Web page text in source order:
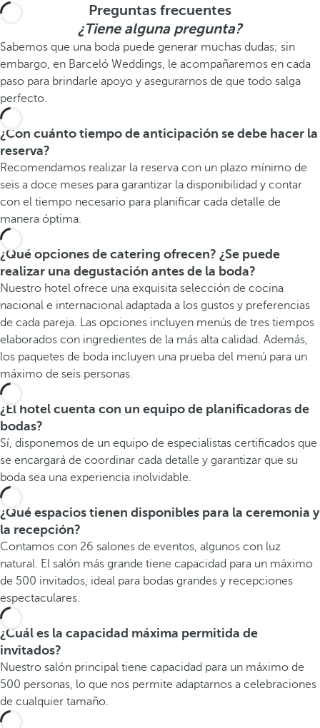
Preguntas frecuentes
¿Tiene alguna pregunta?
Sabemos que una boda puede generar muchas dudas; sin
embargo, en Barceló Weddings, le acompañaremos en cada
paso para brindarle apoyo y asegurarnos de que todo salga
perfecto.
¿Con cuánto tiempo de anticipación se debe hacer la
reserva?
Recomendamos realizar la reserva con un plazo mínimo de
seis a doce meses para garantizar la disponibilidad y contar
con el tiempo necesario para planificar cada detalle de
manera óptima.
¿Qué opciones de catering ofrecen? ¿Se puede
realizar una degustación antes de la boda?
Nuestro hotel ofrece una exquisita selección de cocina
nacional e internacional adaptada a los gustos y preferencias
de cada pareja. Las opciones incluyen menús de tres tiempos
elaborados con ingredientes de la más alta calidad. Además,
los paquetes de boda incluyen una prueba del menú para un
máximo de seis personas.
¿El hotel cuenta con un equipo de planificadoras de
bodas?
Sí, disponemos de un equipo de especialistas certificados que
se encargará de coordinar cada detalle y garantizar que su
boda sea una experiencia inolvidable.
¿Qué espacios tienen disponibles para la ceremonia y
la recepción?
Contamos con 26 salones de eventos, algunos con luz
natural. El salón más grande tiene capacidad para un máximo
de 500 invitados, ideal para bodas grandes y recepciones
espectaculares.
¿Cuál es la capacidad máxima permitida de
invitados?
Nuestro salón principal tiene capacidad para un máximo de
500 personas, lo que nos permite adaptarnos a celebraciones
de cualquier tamaño.